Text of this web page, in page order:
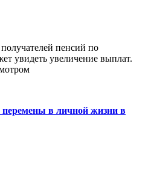
пенсий по
увидеть увеличение выплат.
перемены в личной жизни в